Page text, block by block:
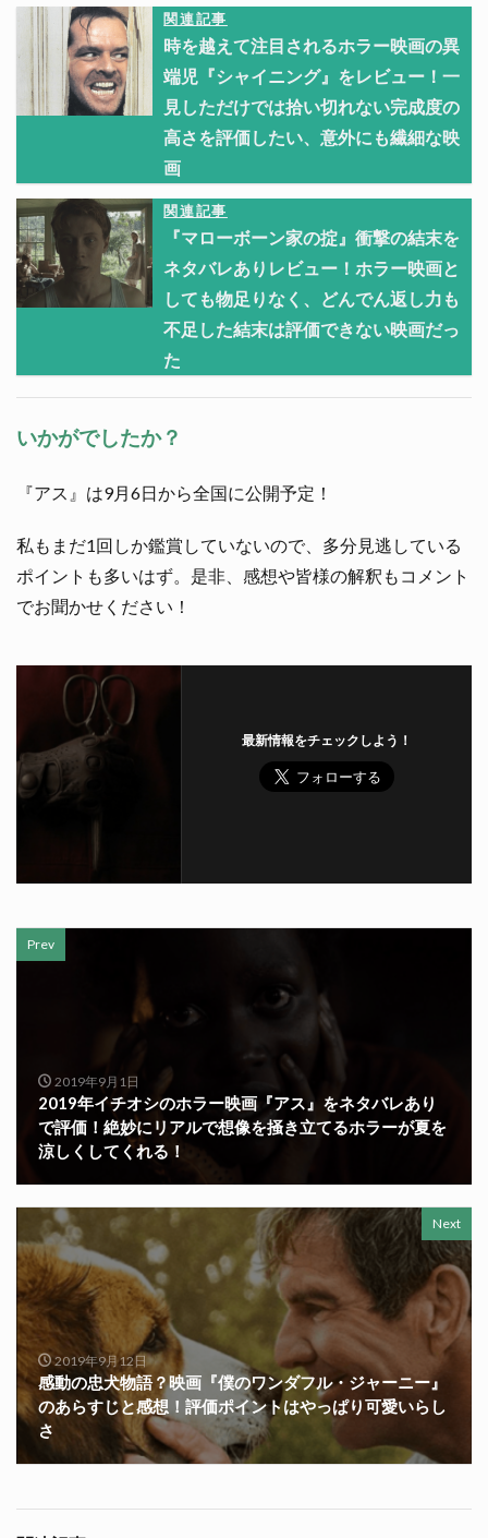
関連記事
時を越えて注目されるホラー映画の異
端児『シャイニング』をレビュー！一
見しただけでは拾い切れない完成度の
高さを評価したい、意外にも繊細な映
画
関連記事
『マローボーン家の掟』衝撃の結末を
ネタバレありレビュー！ホラー映画と
しても物足りなく、どんでん返し力も
不足した結末は評価できない映画だっ
た
いかがでしたか？
『アス』は9月6日から全国に公開予定！
私もまだ1回しか鑑賞していないので、多分見逃している
ポイントも多いはず。是非、感想や皆様の解釈もコメント
でお聞かせください！
最新情報をチェックしよう！
Prev
2019年9月1日
2019年イチオシのホラー映画『アス』をネタバレあり
で評価！絶妙にリアルで想像を掻き立てるホラーが夏を
涼しくしてくれる！
Next
2019年9月12日
感動の忠犬物語？映画『僕のワンダフル・ジャーニー』
のあらすじと感想！評価ポイントはやっぱり可愛いらし
さ